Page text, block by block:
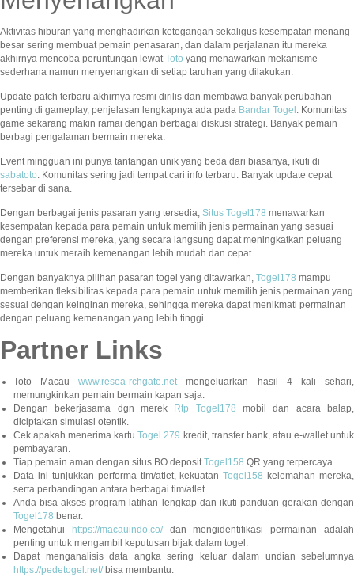
Aktivitas hiburan yang menghadirkan ketegangan sekaligus kesempatan menang
besar sering membuat pemain penasaran, dan dalam perjalanan itu mereka
akhirnya mencoba peruntungan lewatToto yang menawarkan mekanisme
sederhana namun menyenangkan di setiap taruhan yang dilakukan.
Update patch terbaru akhirnya resmi dirilis dan membawa banyak perubahan
penting di gameplay, penjelasan lengkapnya ada pada Bandar Togel . Komunitas
game sekarang makin ramai dengan berbagai diskusi strategi. Banyak pemain
berbagi pengalaman bermain mereka.
Event mingguan ini punya tantangan unik yang beda dari biasanya, ikuti di
sabatoto. Komunitas sering jadi tempat cari info terbaru. Banyak update cepat
tersebar di sana.
Dengan berbagai jenis pasaran yang tersedia, Situs Togel178 menawarkan
kesempatan kepada para pemain untuk memilih jenis permainan yang sesuai
dengan preferensi mereka, yang secara langsung dapat meningkatkan peluang
mereka untuk meraih kemenangan lebih mudah dan cepat.
Dengan banyaknya pilihan pasaran togel yang ditawarkan, Togel178 mampu
memberikan fleksibilitas kepada para pemain untuk memilih jenis permainan yang
sesuai dengan keinginan mereka, sehingga mereka dapat menikmati permainan
dengan peluang kemenangan yang lebih tinggi.
Partner Links
Toto Macauwww.resea-rchgate.netmengeluarkan hasil 4 kali sehari,
memungkinkan pemain bermain kapan saja.
Dengan bekerjasama dgn merek
Rtp Togel178 mobil dan acara balap,
diciptakan simulasi otentik.
Cek apakah menerima kartuTogel 279 kredit, transfer bank, atau e-wallet untuk
pembayaran.
Tiap pemain aman dengan situs BO depositTogel158 QR yang terpercaya.
Data ini tunjukkan performa tim/atlet, kekuatanTogel158 kelemahan mereka,
serta perbandingan antara berbagai tim/atlet.
Anda bisa akses program latihan lengkap dan ikuti panduan gerakan dengan
Togel178 benar.
Mengetahui
https://macauindo.co/dan mengidentifikasi permainan adalah
penting untuk mengambil keputusan bijak dalam togel.
Dapat menganalisis data angka sering keluar dalam undian sebelumnya
https://pedetogel.net/bisa membantu.